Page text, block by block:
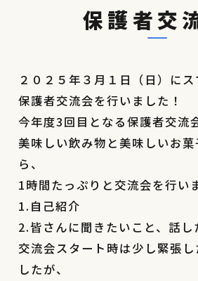
保護者交
２０２５年３月１日（日）に
保護者交流会を行いました！
今年度3回目となる保護者交流
美味しい飲み物と美味しいお
ら、
1時間たっぷりと交流会を行い
1.自己紹介
2.皆さんに聞きたいこと、話し
交流会スタート時は少し緊張
したが、